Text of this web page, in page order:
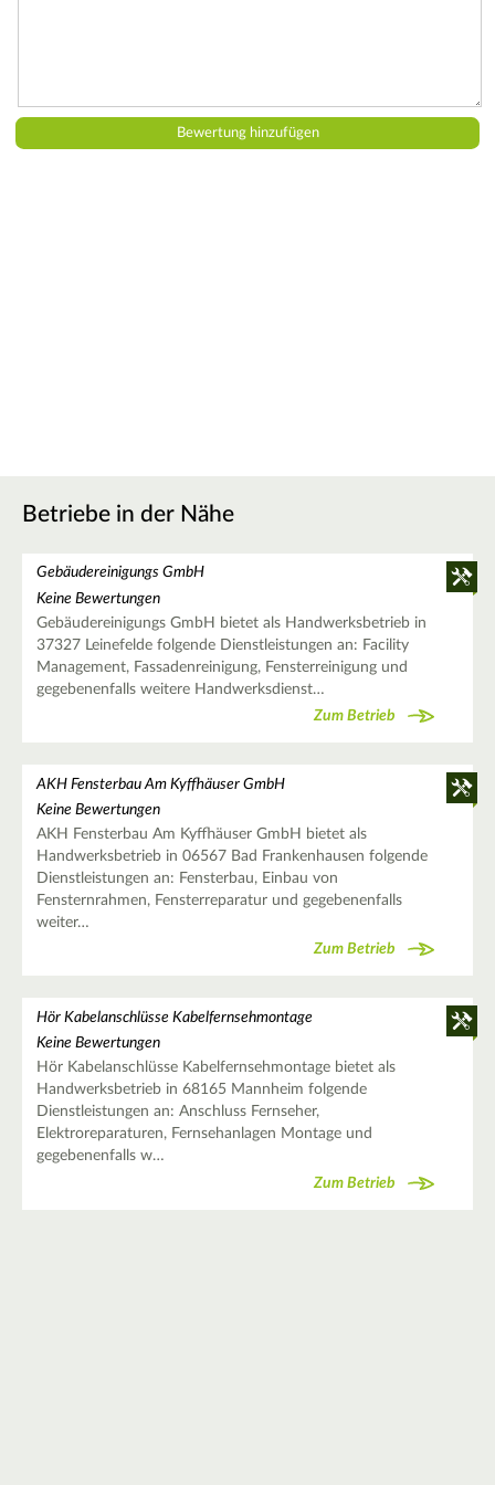
Betriebe in der Nähe
Gebäudereinigungs GmbH
Keine Bewertungen
Gebäudereinigungs GmbH bietet als Handwerksbetrieb in
37327 Leinefelde folgende Dienstleistungen an: Facility
Management, Fassadenreinigung, Fensterreinigung und
gegebenenfalls weitere Handwerksdienst…
Zum Betrieb
AKH Fensterbau Am Kyffhäuser GmbH
Keine Bewertungen
AKH Fensterbau Am Kyffhäuser GmbH bietet als
Handwerksbetrieb in 06567 Bad Frankenhausen folgende
Dienstleistungen an: Fensterbau, Einbau von
Fensternrahmen, Fensterreparatur und gegebenenfalls
weiter…
Zum Betrieb
Hör Kabelanschlüsse Kabelfernsehmontage
Keine Bewertungen
Hör Kabelanschlüsse Kabelfernsehmontage bietet als
Handwerksbetrieb in 68165 Mannheim folgende
Dienstleistungen an: Anschluss Fernseher,
Elektroreparaturen, Fernsehanlagen Montage und
gegebenenfalls w…
Zum Betrieb